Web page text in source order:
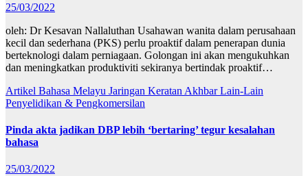
25/03/2022
oleh: Dr Kesavan Nallaluthan Usahawan wanita dalam perusahaan
kecil dan sederhana (PKS) perlu proaktif dalam penerapan dunia
berteknologi dalam perniagaan. Golongan ini akan mengukuhkan
dan meningkatkan produktiviti sekiranya bertindak proaktif…
Artikel Bahasa Melayu Jaringan Keratan AkhbarLain-Lain
Penyelidikan & Pengkomersilan
Pinda akta jadikan DBP lebih ‘bertaring’ tegur kesalahan
bahasa
25/03/2022